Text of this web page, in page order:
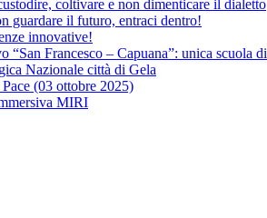
coltivare e non dimenticare il dialetto
guardare il futuro, entraci dentro!
innovative!
“San Francesco – Capuana”: unica scuola
Nazionale città di Gela
(03 ottobre 2025)
MIRI